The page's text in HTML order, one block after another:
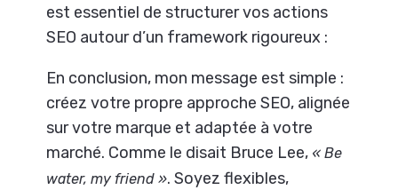
est essentiel de structurer vos actions
SEO autour d’un framework rigoureux :
En conclusion, mon message est simple :
créez votre propre approche SEO, alignée
sur votre marque et adaptée à votre
marché. Comme le disait Bruce Lee, « Be
water, my friend ». Soyez flexibles,